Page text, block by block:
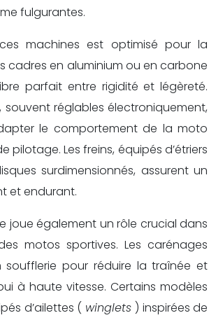
fulgurantes.
machines est optimisé pour la
cadres en aluminium ou en carbone
parfait entre rigidité et légèreté.
souvent réglables électroniquement,
le comportement de la moto
pilotage. Les freins, équipés d’étriers
surdimensionnés, assurent un
et endurant.
joue également un rôle crucial dans
motos sportives. Les carénages
soufflerie pour réduire la traînée et
à haute vitesse. Certains modèles
d’ailettes ( winglets ) inspirées de